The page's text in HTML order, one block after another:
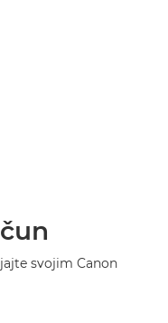
svojim Canon